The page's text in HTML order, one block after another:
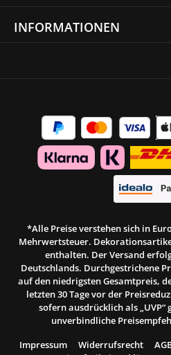
INFORMATIONEN
*Alle Preise verstehen sich in
Mehrwertsteuer.
enthalten. Der Versand
Deutschlands. Durchgestrichene
auf den niedrigsten Gesamtpreis,
letzten 30 Tage vor der
sofern ausdrücklich als „UVP“
unverbindliche
Impressum
Widerrufsrecht